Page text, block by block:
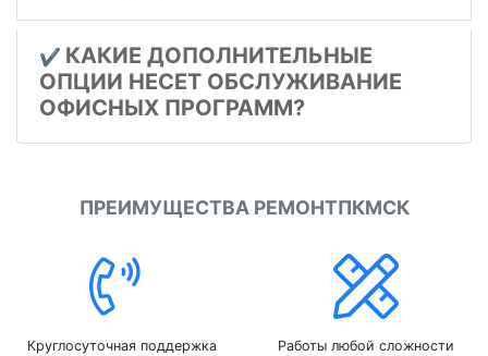
✔️ КАКИЕ ДОПОЛНИТЕЛЬНЫЕ
ОПЦИИ НЕСЕТ ОБСЛУЖИВАНИЕ
ОФИСНЫХ ПРОГРАММ?
ПРЕИМУЩЕСТВА РЕМОНТПКМСК
Круглосуточная поддержка Работы любой сложности